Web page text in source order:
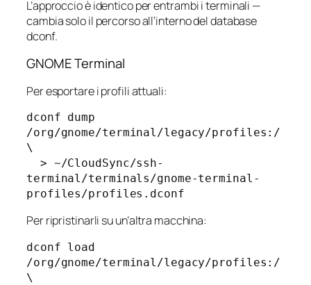
L’approccio è identico per entrambi i terminali —
cambia solo il percorso all’interno del database
dconf.
GNOME Terminal
Per esportare i profili attuali:
dconf dump
/org/gnome/terminal/legacy/profiles:/
\
terminal/terminals/gnome-terminal-
Per ripristinarli su un’altra macchina:
dconf load
/org/gnome/terminal/legacy/profiles:/
\